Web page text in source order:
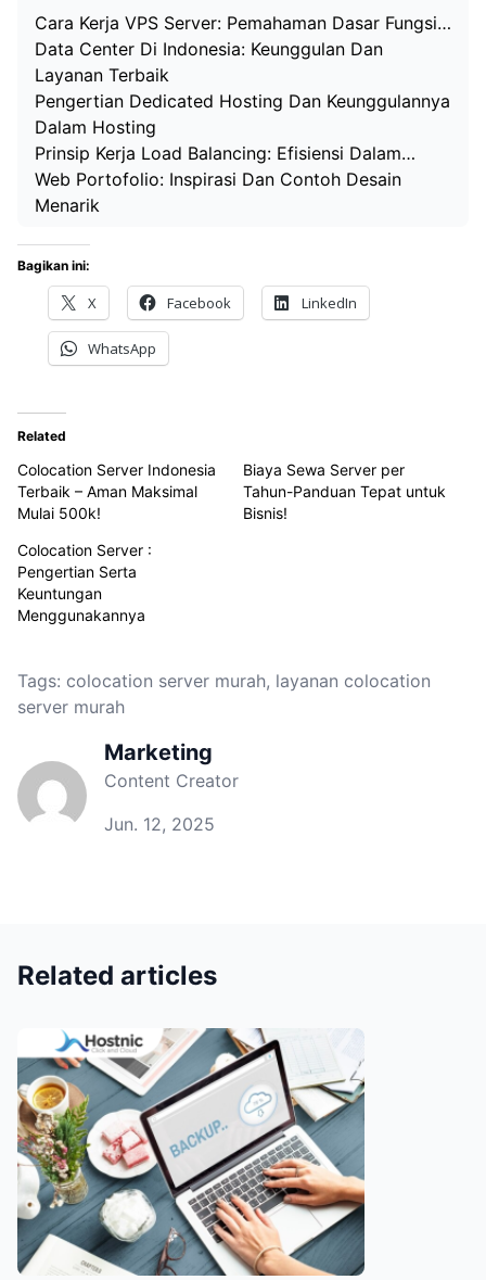
Cara Kerja VPS Server: Pemahaman Dasar Fungsi…
Data Center Di Indonesia: Keunggulan Dan
Layanan Terbaik
Pengertian Dedicated Hosting Dan Keunggulannya
Dalam Hosting
Prinsip Kerja Load Balancing: Efisiensi Dalam…
Web Portofolio: Inspirasi Dan Contoh Desain
Menarik
Bagikan ini:
X Facebook LinkedIn
WhatsApp
Related
Colocation Server Indonesia
Terbaik – Aman Maksimal
Mulai 500k!
Biaya Sewa Server per
Tahun-Panduan Tepat untuk
Bisnis!
Colocation Server :
Pengertian Serta
Keuntungan
Menggunakannya
Tags: colocation server murah, layanan colocation
server murah
Marketing
Content Creator
Jun. 12, 2025
Related articles